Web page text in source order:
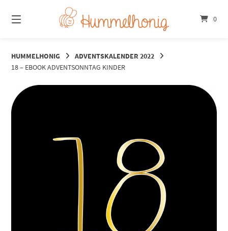
zum
Inhalt
0
HUMMELHONIG
ADVENTSKALENDER 2022
18 – EBOOK ADVENTSONNTAG KINDER